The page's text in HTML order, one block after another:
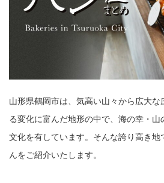
山形県鶴岡市は、気高い山々から広大
る変化に富んだ地形の中で、海の幸・
文化を有しています。そんな誇り高き地
んをご紹介いたします。